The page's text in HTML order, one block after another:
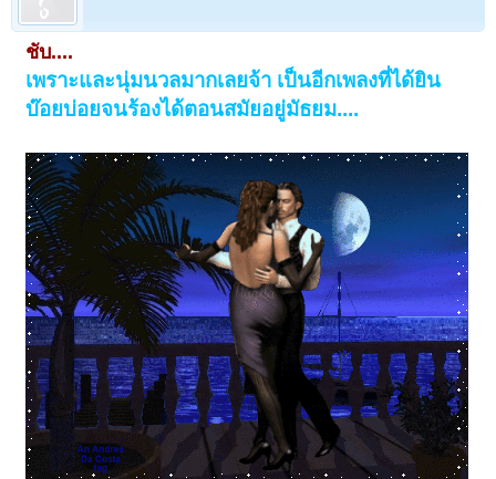
ชับ....
เพราะและนุ่มนวลมากเลยจ้า เป็นอีกเพลงที่ได้ยิน
บ๊อยบ่อยจนร้องได้ตอนสมัยอยู่มัธยม....